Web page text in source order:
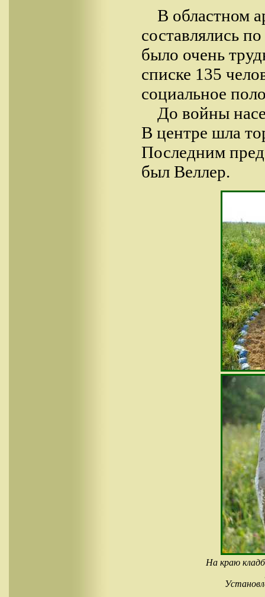
В областном
составлялись
было очень
списке 135
социальное
До войны
В центре шла
Последним
был Веллер.
На краю